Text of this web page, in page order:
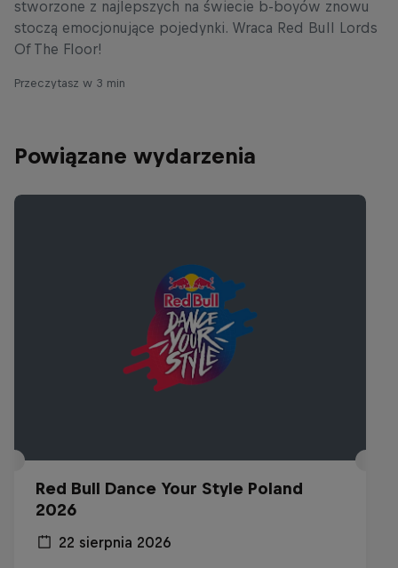
stworzone z najlepszych na świecie b-boyów znowu
stoczą emocjonujące pojedynki. Wraca Red Bull Lords
Of The Floor!
Przeczytasz w 3 min
Powiązane wydarzenia
Red Bull Dance Your Style Poland
2026
22 sierpnia 2026